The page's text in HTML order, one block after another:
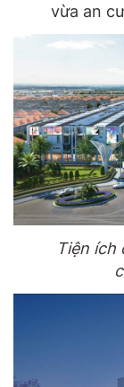
vừa an
Tiện ích